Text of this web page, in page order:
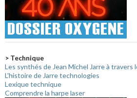
> Technique
Les synthés de Jean Michel Jarre à travers
L'histoire de Jarre technologies
Lexique technique
Comprendre la harpe laser